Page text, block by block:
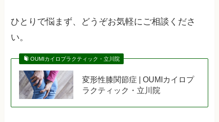
ひとりで悩まず、どうぞお気軽にご相談くださ
い。
OUMIカイロプラクティック・立川院
変形性膝関節症 | OUMIカイロプ
ラクティック・立川院